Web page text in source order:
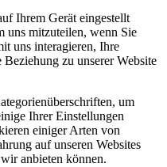
Ihrem Gerät eingestellt
uns mitzuteilen, wenn Sie
uns interagieren, Ihre
zu unserer Website
um
Ihrer Einstellungen
einiger Arten von
auf unseren Websites
anbieten können.